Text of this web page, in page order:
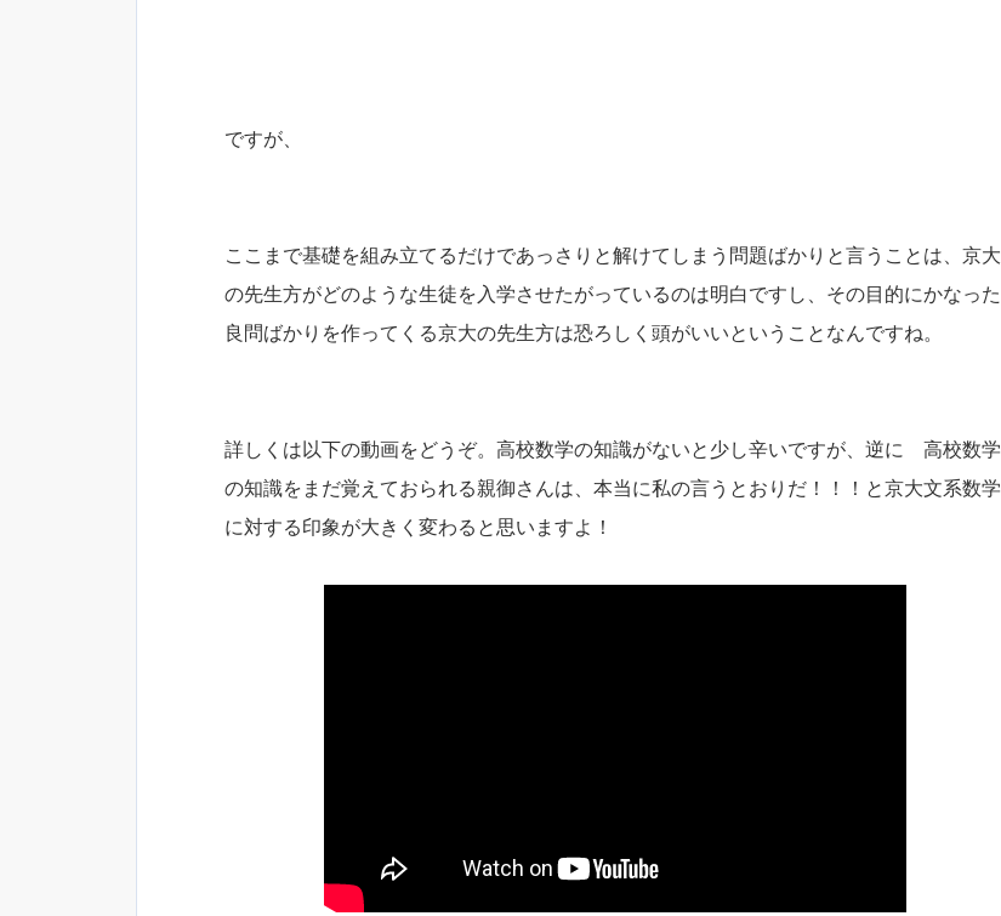
ですが、
ここまで基礎を組み立てるだけであっさりと解けてしまう問題ばかりと言うことは、京大
の先生方がどのような生徒を入学させたがっているのは明白ですし、その目的にかなった
良問ばかりを作ってくる京大の先生方は恐ろしく頭がいいということなんですね。
詳しくは以下の動画をどうぞ。高校数学の知識がないと少し辛いですが、逆に 高校数学
の知識をまだ覚えておられる親御さんは、本当に私の言うとおりだ！！！と京大文系数学
に対する印象が大きく変わると思いますよ！